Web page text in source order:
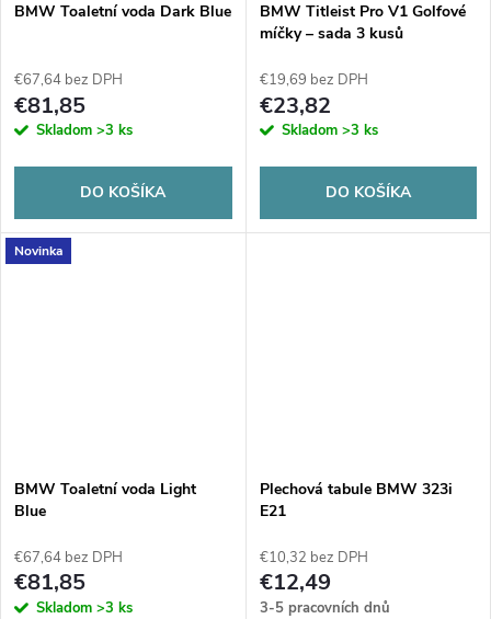
BMW Toaletní voda Dark Blue
€67,64 bez DPH
€81,85
Skladom >3 ks
DO KOŠÍKA
BMW Titleist Pro V1 Golfové
míčky – sada 3 kusů
€19,69 bez DPH
€23,82
Skladom >3 ks
DO KOŠÍKA
Novinka
BMW Toaletní voda Light
Blue
€67,64 bez DPH
€81,85
Skladom >3 ks
Plechová tabule BMW 323i
E21
€10,32 bez DPH
€12,49
3-5 pracovních dnů